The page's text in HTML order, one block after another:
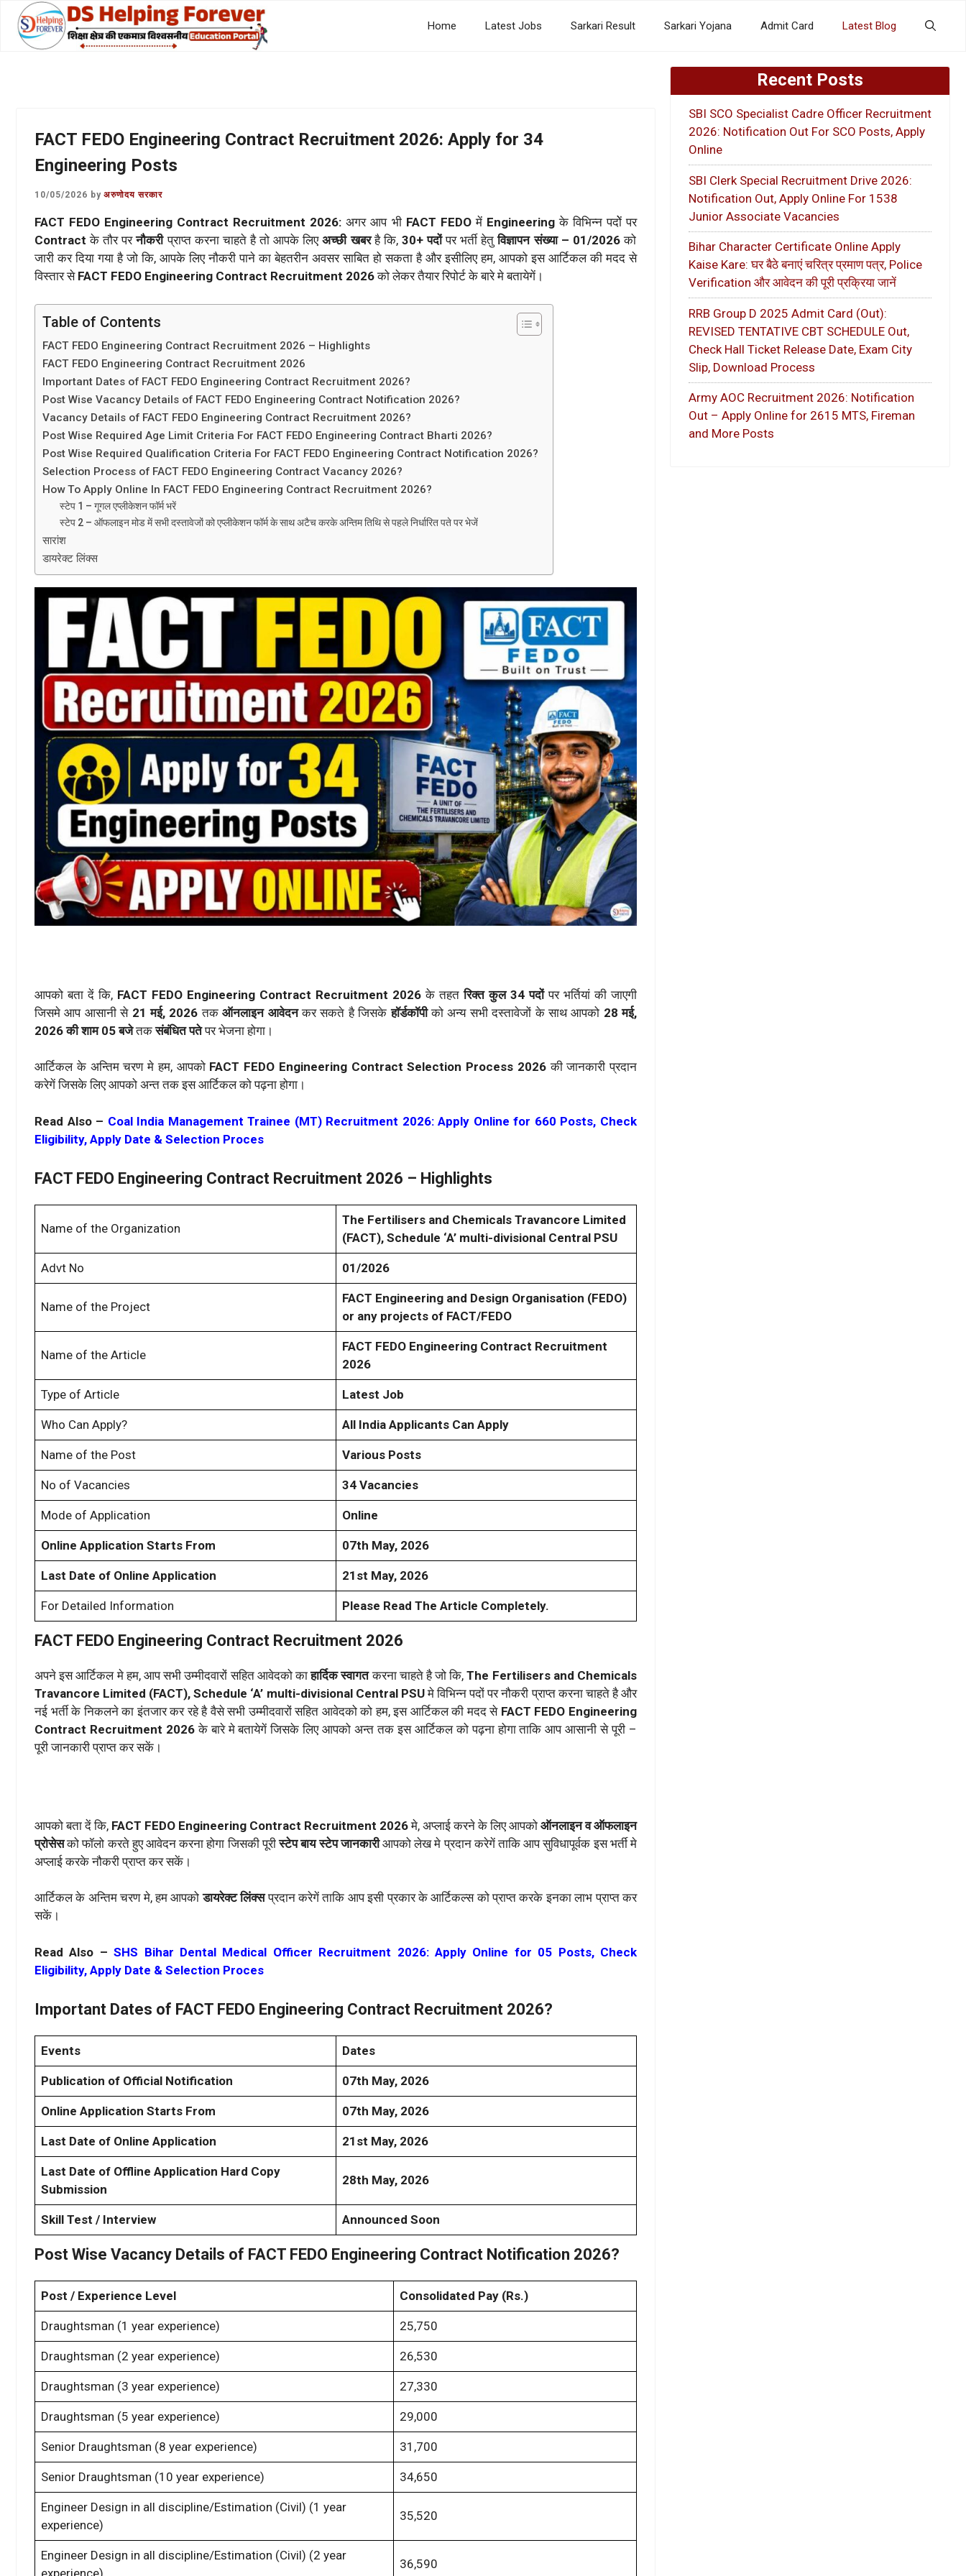
content
Home Latest Jobs Sarkari Result Sarkari Yojana Admit Card Latest Blog
FACT FEDO Engineering Contract Recruitment 2026: Apply for 34
Engineering Posts
10/05/2026 byअरुणोदय सरकार
FACT FEDO Engineering Contract Recruitment 2026:अगर आप भी FACT FEDOमेंEngineeringके विभिन्न पदोें पर
Contractके तौर परनौकरीप्राप्त करना चाहते है तो आपके लिएअच्छी खबरहै कि, 30+ पदोंपर भर्ती हेतुविज्ञापन संख्या – 01/2026को
जारी कर दिया गया है जो कि, आपके लिए नौकरी पाने का बेहतरीन अवसर साबित हो सकता है और इसीलिए हम, आपको इस आर्टिकल की मदद से
विस्तार से FACT FEDO Engineering Contract Recruitment 2026को लेकर तैयार रिपोर्ट के बारे मे बतायेगें।
Table of Contents
FACT FEDO Engineering Contract Recruitment 2026 – Highlights
FACT FEDO Engineering Contract Recruitment 2026
Important Dates of FACT FEDO Engineering Contract Recruitment 2026?
Post Wise Vacancy Details of FACT FEDO Engineering Contract Notification 2026?
Vacancy Details of FACT FEDO Engineering Contract Recruitment 2026?
Post Wise Required Age Limit Criteria For FACT FEDO Engineering Contract Bharti 2026?
Post Wise Required Qualification Criteria For FACT FEDO Engineering Contract Notification 2026?
Selection Process of FACT FEDO Engineering Contract Vacancy 2026?
How To Apply Online In FACT FEDO Engineering Contract Recruitment 2026?
स्टेप 1 – गूगल एप्लीकेशन फॉर्म भरें
स्टेप 2 – ऑफलाइन मोड में सभी दस्तावेजों को एप्लीकेशन फॉर्म के साथ अटैच करके अन्तिम तिथि से पहले निर्धारित पते पर भेजें
सारांश
डायरेक्ट लिंक्स
आपको बता दें कि, FACT FEDO Engineering Contract Recruitment 2026के तहतरिक्त कुल 34 पदोंपर भर्तियां की जाएगी
जिसमे आप आसानी से 21 मई, 2026तकऑनलाइन आवेदनकर सकते है जिसकेहॉर्डकॉपीको अन्य सभी दस्तावेजों के साथ आपको 28 मई,
2026 की शाम 05 बजेतकसंबंधित पतेपर भेजना होगा।
आर्टिकल के अन्तिम चरण मे हम, आपकोFACT FEDO Engineering Contract Selection Process 2026की जानकारी प्रदान
करेगें जिसके लिए आपको अन्त तक इस आर्टिकल को पढ़ना होगा।
Read Also – Coal India Management Trainee (MT) Recruitment 2026: Apply Online for 660 Posts, Check
Eligibility, Apply Date & Selection Proces
FACT FEDO Engineering Contract Recruitment 2026 – Highlights
Name of the Organization
The Fertilisers and Chemicals Travancore Limited
(FACT), Schedule ‘A’ multi-divisional Central PSU
Advt No 01/2026
Name of the Project
FACT Engineering and Design Organisation (FEDO)
or any projects of FACT/FEDO
Name of the Article
FACT FEDO Engineering Contract Recruitment
2026
Type of Article Latest Job
Who Can Apply? All India Applicants Can Apply
Name of the Post Various Posts
No of Vacancies 34 Vacancies
Mode of Application Online
Online Application Starts From 07th May, 2026
Last Date of Online Application 21st May, 2026
For Detailed Information Please Read The Article Completely.
FACT FEDO Engineering Contract Recruitment 2026
अपने इस आर्टिकल मे हम, आप सभी उम्मीदवारों सहित आवेदको काहार्दिक स्वागतकरना चाहते है जो कि,The Fertilisers and Chemicals
Travancore Limited (FACT), Schedule ‘A’ multi-divisional Central PSUमे विभिन्न पदों पर नौकरी प्राप्त करना चाहते है और
नई भर्ती के निकलने का इंतजार कर रहे है वैसे सभी उम्मीदवारों सहित आवेदको को हम, इस आर्टिकल की मदद से FACT FEDO Engineering
Contract Recruitment 2026के बारे मे बतायेगें जिसके लिए आपको अन्त तक इस आर्टिकल को पढ़ना होगा ताकि आप आसानी से पूरी –
पूरी जानकारी प्राप्त कर सकें।
आपको बता दें कि, FACT FEDO Engineering Contract Recruitment 2026मे, अप्लाई करने के लिए आपको ऑनलाइन व ऑफलाइन
प्रोसेसको फॉलो करते हुए आवेदन करना होगा जिसकी पूरीस्टेप बाय स्टेप जानकारीआपको लेख मे प्रदान करेगें ताकि आप सुविधापूर्वक इस भर्ती मे
अप्लाई करके नौकरी प्राप्त कर सकें।
आर्टिकल के अन्तिम चरण मे, हम आपकोडायरेक्ट लिंक्सप्रदान करेगें ताकि आप इसी प्रकार के आर्टिकल्स को प्राप्त करके इनका लाभ प्राप्त कर
सकें।
Read Also –SHS Bihar Dental Medical Officer Recruitment 2026: Apply Online for 05 Posts, Check
Eligibility, Apply Date & Selection Proces
Important Dates of FACT FEDO Engineering Contract Recruitment 2026?
Events Dates
Publication of Official Notification 07th May, 2026
Online Application Starts From 07th May, 2026
Last Date of Online Application 21st May, 2026
Last Date of Offline Application Hard Copy
Submission
28th May, 2026
Skill Test / Interview Announced Soon
Post Wise Vacancy Details of FACT FEDO Engineering Contract Notification 2026?
Post / Experience Level Consolidated Pay (Rs.)
Draughtsman (1 year experience) 25,750
Draughtsman (2 year experience) 26,530
Draughtsman (3 year experience) 27,330
Draughtsman (5 year experience) 29,000
Senior Draughtsman (8 year experience) 31,700
Senior Draughtsman (10 year experience) 34,650
Engineer Design in all discipline/Estimation (Civil) (1 year
experience)
35,520
Engineer Design in all discipline/Estimation (Civil) (2 year
36,590
Recent Posts
SBI SCO Specialist Cadre Officer Recruitment
2026: Notification Out For SCO Posts, Apply
Online
SBI Clerk Special Recruitment Drive 2026:
Notification Out, Apply Online For 1538
Junior Associate Vacancies
Bihar Character Certificate Online Apply
Kaise Kare: घर बैठे बनाएं चरित्र प्रमाण पत्र, Police
Verification और आवेदन की पूरी प्रक्रिया जानें
RRB Group D 2025 Admit Card (Out):
REVISED TENTATIVE CBT SCHEDULE Out,
Check Hall Ticket Release Date, Exam City
Slip, Download Process
Army AOC Recruitment 2026: Notification
Out – Apply Online for 2615 MTS, Fireman
and More Posts